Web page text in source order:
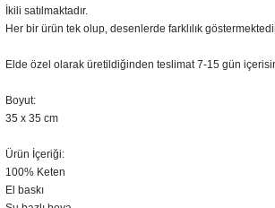
İkili satılmaktadır.
Her bir ürün tek olup, desenlerde farklılık
Elde özel olarak üretildiğinden teslimat 7-15 gün
Boyut:
35 x 35 cm
Ürün İçeriği:
100% Keten
El baskı